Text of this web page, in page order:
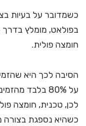
כשמדובר על בעיות
בפולאט, מומלץ בדרך
חומצה פולית.
הסיבה לכך היא
על 80% בלבד מהזמינות הביולוגית של חומצה פולית (
לכן, טכנית, חומצה
כשהיא נספגת בצורה